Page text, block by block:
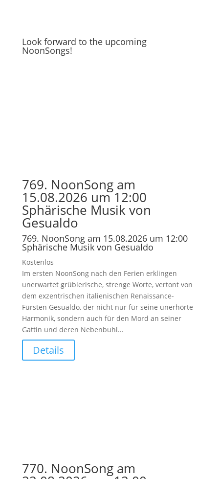
Look forward to the upcoming
NoonSongs!
769. NoonSong am
15.08.2026 um 12:00
Sphärische Musik von
Gesualdo
769. NoonSong am 15.08.2026 um 12:00
Sphärische Musik von Gesualdo
Kostenlos
Im ersten NoonSong nach den Ferien erklingen
unerwartet grüblerische, strenge Worte, vertont von
dem exzentrischen italienischen Renaissance-
Fürsten Gesualdo, der nicht nur für seine unerhörte
Harmonik, sondern auch für den Mord an seiner
Gattin und deren Nebenbuhl...
Details
770. NoonSong am